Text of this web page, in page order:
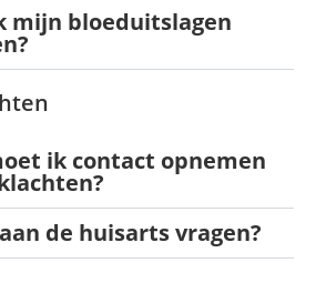
mijn bloeduitslagen
ik contact opnemen
de huisarts vragen?